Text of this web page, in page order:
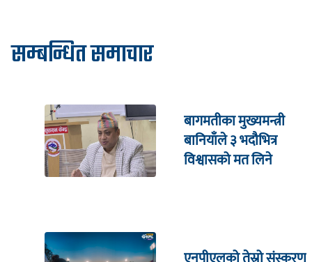
सम्बन्धित समाचार
बागमतीका मुख्यमन्त्री
बानियाँले ३ भदौभित्र
विश्वासको मत लिने